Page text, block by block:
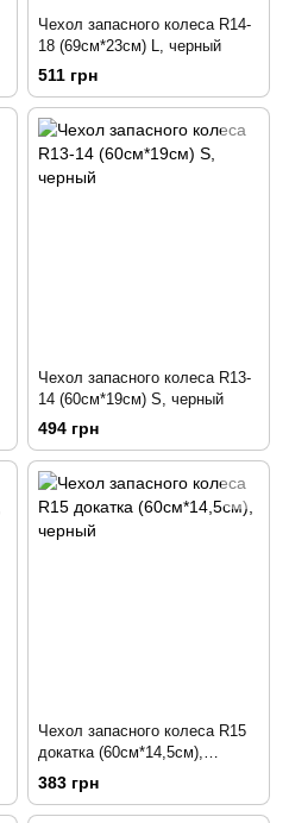
Чехол запасного колеса R14-
18 (69см*23см) L, черный
511 грн
Чехол запасного колеса R13-
14 (60см*19см) S, черный
494 грн
Чехол запасного колеса R15
докатка (60см*14,5см),
черный
383 грн